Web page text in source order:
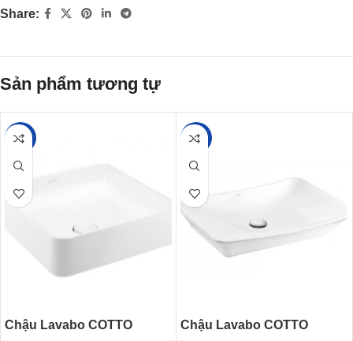
Share:
Sản phẩm tương tự
-33%
Chậu Lavabo COTTO
-27%
Chậu Lavabo COTTO